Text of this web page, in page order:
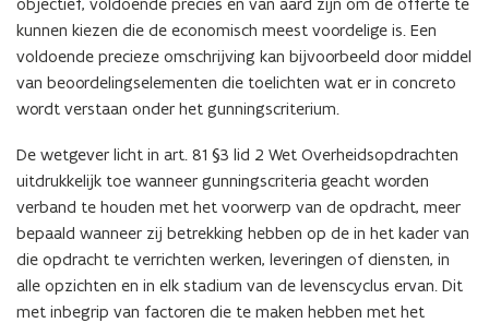
kunnen kiezen die de economisch meest voordelige is. Een
voldoende precieze omschrijving kan bijvoorbeeld door middel
van beoordelingselementen die toelichten wat er in concreto
wordt verstaan onder het gunningscriterium.
De wetgever licht in art. 81 §3 lid 2 Wet Overheidsopdrachten
uitdrukkelijk toe wanneer gunningscriteria geacht worden
verband te houden met het voorwerp van de opdracht, meer
bepaald wanneer zij betrekking hebben op de in het kader van
die opdracht te verrichten werken, leveringen of diensten, in
alle opzichten en in elk stadium van de levenscyclus ervan. Dit
met inbegrip van factoren die te maken hebben met het